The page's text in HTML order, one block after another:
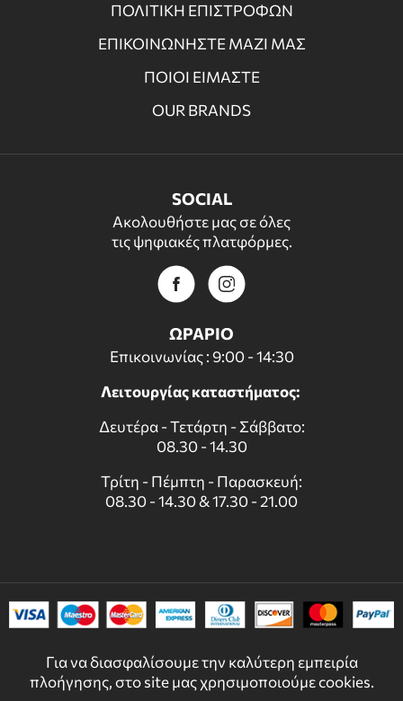
Για να διασφαλίσουμε την καλύτερη εμπειρία
πλοήγησης, στο site μας χρησιμοποιούμε cookies.
ΠΟΛΙΤΙΚΗ ΕΠΙΣΤΡΟΦΩΝ
ΕΠΙΚΟΙΝΩΝΗΣΤΕ ΜΑΖΙ ΜΑΣ
ΠΟΙΟΙ ΕΙΜΑΣΤΕ
OUR BRANDS
SOCIAL
Ακολουθήστε μας σε όλες
τις ψηφιακές πλατφόρμες.
ΩΡΑΡΙΟ
Επικοινωνίας : 9:00 - 14:30
Λειτουργίας καταστήματος:
Δευτέρα - Τετάρτη - Σάββατο:
08.30 - 14.30
Τρίτη - Πέμπτη - Παρασκευή:
08.30 - 14.30 & 17.30 - 21.00